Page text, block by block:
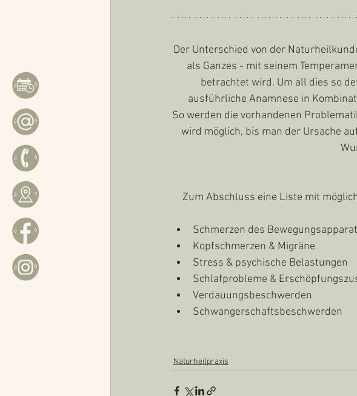
Der Unterschied von der
als Ganzes - mit seinem
betrachtet wird. Um all dies so
ausführliche Anamnese in
So werden die vorhandenen
wird möglich, bis man der Ursache
Zum Abschluss eine Liste mit
Schmerzen des
Kopfschmerzen & Migräne
Stress & psychische Belastungen
Schlafprobleme &
Verdauungsbeschwerden
Schwangerschaftsbeschwerden
Naturheilpraxis